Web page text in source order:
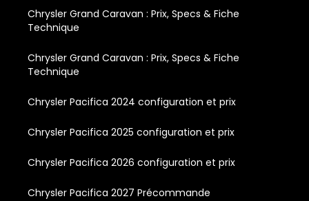
Chrysler Grand Caravan : Prix, Specs & Fiche
Technique
Chrysler Grand Caravan : Prix, Specs & Fiche
Technique
Chrysler Pacifica 2024 configuration et prix
Chrysler Pacifica 2025 configuration et prix
Chrysler Pacifica 2026 configuration et prix
Chrysler Pacifica 2027 Précommande